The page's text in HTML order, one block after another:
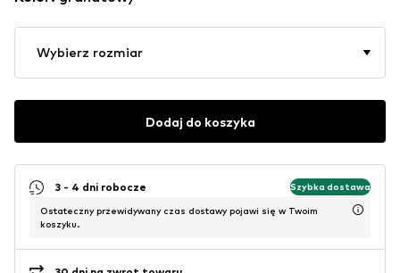
Wybierz rozmiar
Dodaj do koszyka
3 - 4 dni robocze Szybka dostawa
Ostateczny przewidywany czas dostawy pojawi się w Twoim
koszyku.